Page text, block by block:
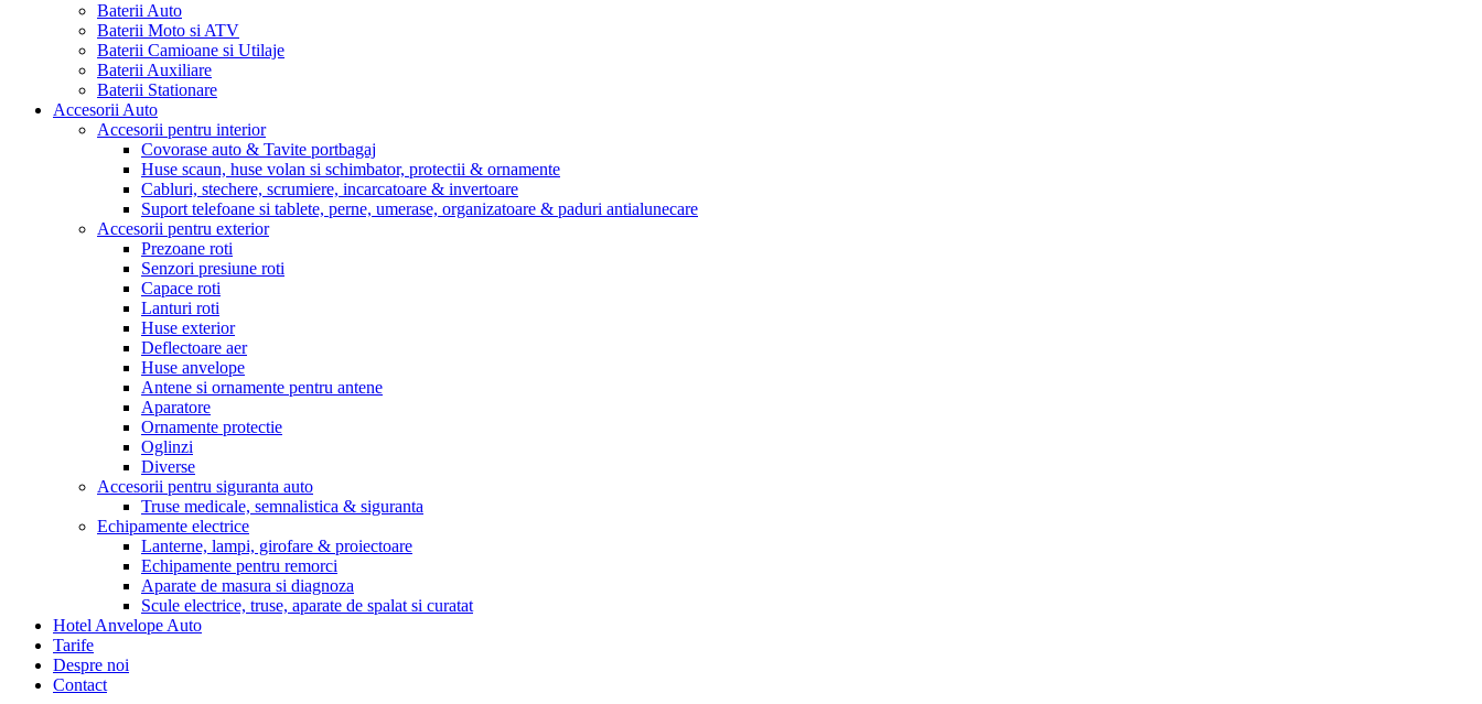
Baterii Auto
Baterii Moto si ATV
Baterii Camioane si Utilaje
Baterii Auxiliare
Baterii Stationare
Accesorii Auto
Accesorii pentru interior
Covorase auto & Tavite portbagaj
Huse scaun, huse volan si schimbator, protectii & ornamente
Cabluri, stechere, scrumiere, incarcatoare & invertoare
Suport telefoane si tablete, perne, umerase, organizatoare & paduri antialunecare
Accesorii pentru exterior
Prezoane roti
Senzori presiune roti
Capace roti
Lanturi roti
Huse exterior
Deflectoare aer
Huse anvelope
Antene si ornamente pentru antene
Aparatore
Ornamente protectie
Oglinzi
Diverse
Accesorii pentru siguranta auto
Truse medicale, semnalistica & siguranta
Echipamente electrice
Lanterne, lampi, girofare & proiectoare
Echipamente pentru remorci
Aparate de masura si diagnoza
Scule electrice, truse, aparate de spalat si curatat
Hotel Anvelope Auto
Tarife
Despre noi
Contact